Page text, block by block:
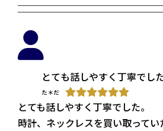
とても話しやすく丁寧でした
時計、ネックレスを買い取
た＊だ
とても話しやすく丁寧でした。
時計、ネックレスを買い取って